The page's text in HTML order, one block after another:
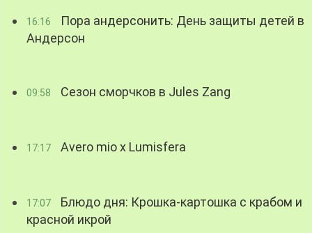
16:16
Пора андерсонить: День защиты детей в
Андерсон
09:58 Сезон сморчков в Jules Zang
17:17 Avero mio x Lumisfera
17:07
Блюдо дня: Крошка-картошка с крабом и
красной икрой